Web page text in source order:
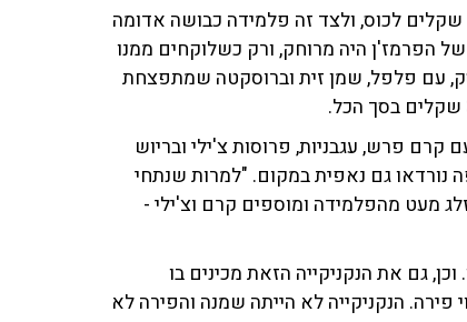
תחילה הזמין קרסו יין שרדונה של בנימינה מתוצרת הארץ ב־59 שקלים לכוס, ולצד זה פלמידה כבושה אדומה
הפרמז'ן היה מרוחק, ורק כשלוקחים ממנו
עם פלפל, שמן זית וברוסקטה שמתפצחת
פרש, עגבניות, פרוסות צ'ילי ובריוש
גם נאפית במקום. "למרות שנתחי
מעט מהפלמידה ומוספים קרם וצ'ילי -
גם את הנקניקייה הזאת מכינים בו
פירה. הנקניקייה לא הייתה שמנה והפירה לא